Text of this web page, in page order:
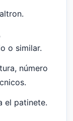
o similar.
número
el patinete.